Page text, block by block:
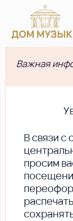
Важная
В cвязи с
просим